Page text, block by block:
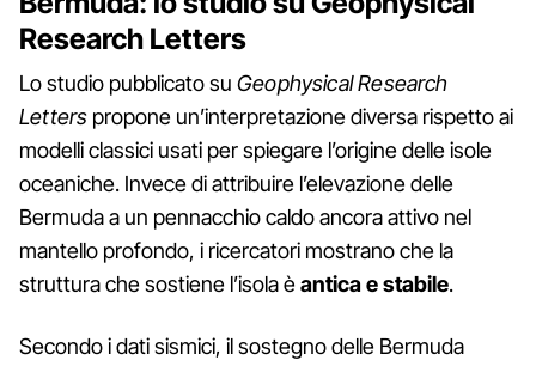
Research Letters
Lo studio pubblicato su Geophysical Research
Letters propone un’interpretazione diversa rispetto ai
modelli classici usati per spiegare l’origine delle isole
oceaniche. Invece di attribuire l’elevazione delle
Bermuda a un pennacchio caldo ancora attivo nel
mantello profondo, i ricercatori mostrano che la
struttura che sostiene l’isola èantica e stabile.
Secondo i dati sismici, il sostegno delle Bermuda